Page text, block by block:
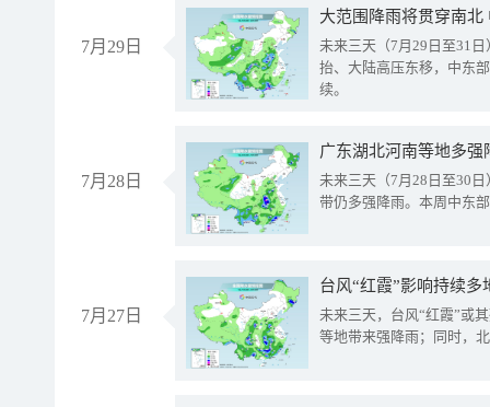
7月29日
大范围降雨将贯穿南
未来三天（7月29日至31
抬、大陆高压东移，中东
续。
7月28日
广东湖北河南等地多
未来三天（7月28日至30
带仍多强降雨。本周中东
7月27日
台风“红霞”影响持续
未来三天，台风“红霞”或
等地带来强降雨；同时，